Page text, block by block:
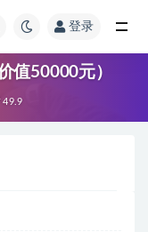
登录
值50000元）
49.9